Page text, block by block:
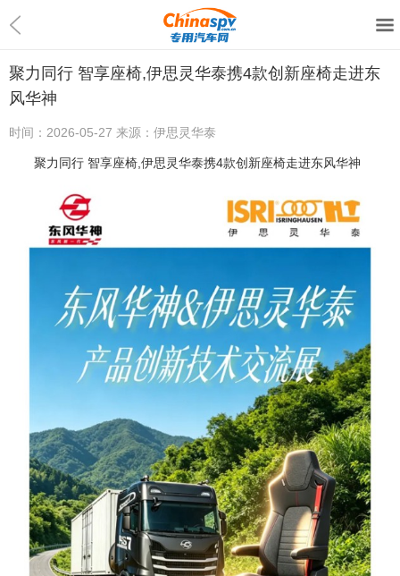
聚力同行 智享座椅,伊思灵华泰携4款创新座椅走进东
风华神
时间： 2026-05-27 来源： 伊思灵华泰
聚力同行 智享座椅,伊思灵华泰携4款创新座椅走进东风华神